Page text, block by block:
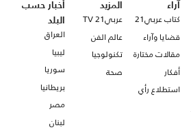
آراء
كتاب عربي21
قضايا وآراء
مقالات مختارة
أفكار
استطلاع رأي
المزيد
عربي21 TV
عالم الفن
تكنولوجيا
صحة
أخبار حسب
البلد
العراق
ليبيا
سوريا
بريطانيا
مصر
لبنان